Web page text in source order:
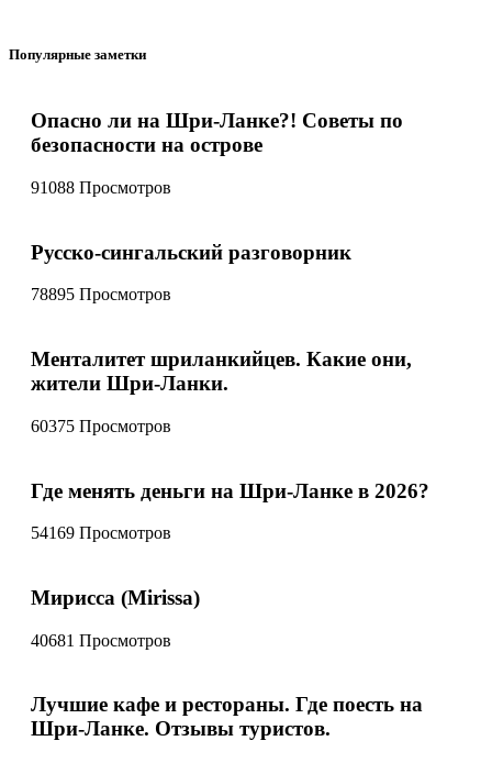
Популярные заметки
Опасно ли на Шри-Ланке?! Советы по
безопасности на острове
91088 Просмотров
Русско-сингальский разговорник
78895 Просмотров
Менталитет шриланкийцев. Какие они,
жители Шри-Ланки.
60375 Просмотров
Где менять деньги на Шри-Ланке в 2026?
54169 Просмотров
Мирисса (Mirissa)
40681 Просмотров
Лучшие кафе и рестораны. Где поесть на
Шри-Ланке. Отзывы туристов.